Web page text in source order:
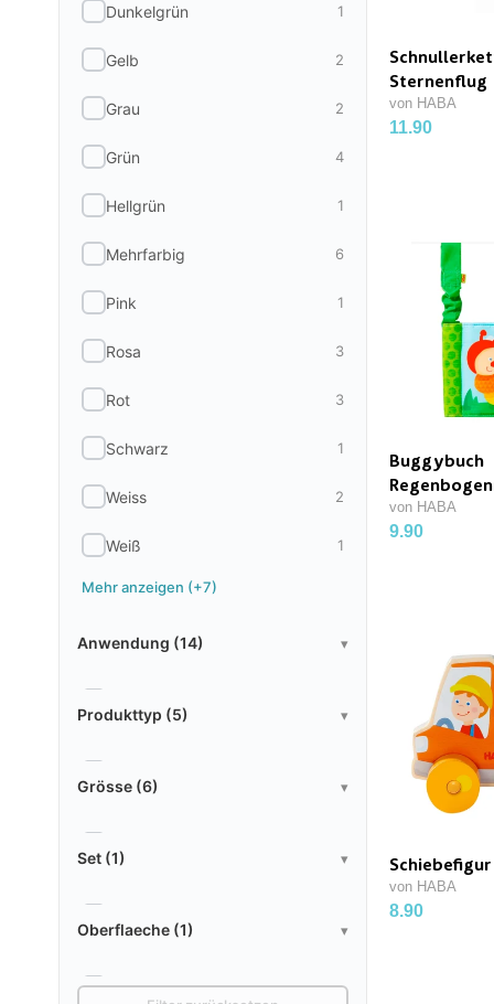
Dunkelgrün 1
Gelb 2
Grau 2
Grün 4
Hellgrün 1
Mehrfarbig 6
Pink 1
Rosa 3
Rot 3
Schwarz 1
Weiss 2
Weiß 1
Mehr anzeigen (+7)
Anwendung (14)
▾
Dekorieren 8
Illustrationen
Kinderspielzeug
Kreative Projekte 7
Produkttyp (5)
▾
Nachtlicht 1
Spielzeug
Grösse (6)
▾
150cm 1
19x19cm 1
Set (1)
▾
Oberflaeche (1)
▾
Papier
1
Sternenflug
von HABA
11.90
Buggybuch
von HABA
9.90
von HABA
8.90